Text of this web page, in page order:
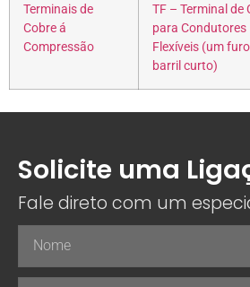
Terminais de
Cobre á
Compressão
TF – Terminal de
para Condutores
Flexíveis (um
barril curto)
Solicite uma
Fale direto com um